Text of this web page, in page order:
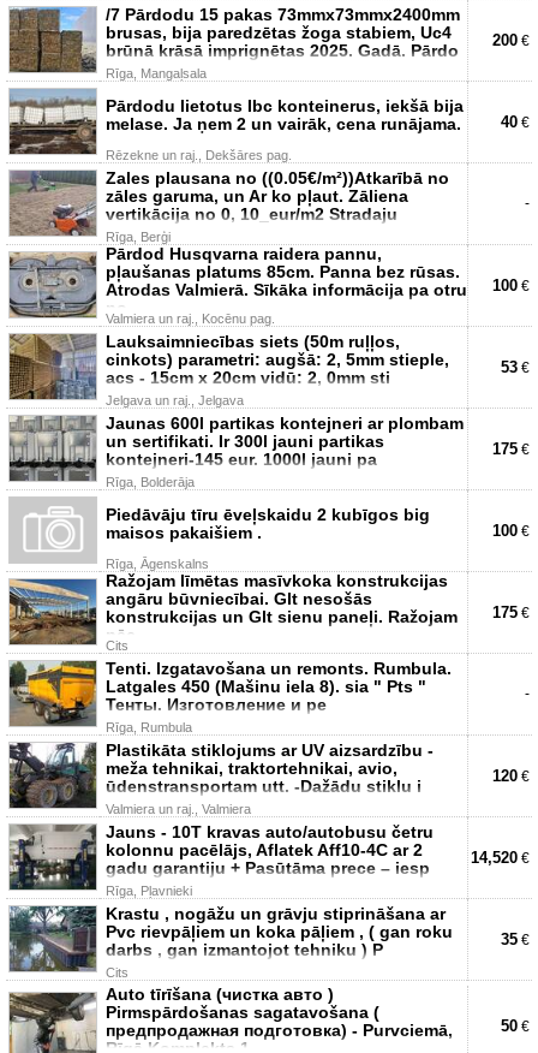
/7 Pārdodu 15 pakas 73mmx73mmx2400mm
brusas, bija paredzētas žoga stabiem, Uc4
brūnā krāsā imprignētas 2025. Gadā. Pārdo
Rīga, Mangaļsala
200 €
Pārdodu lietotus Ibc konteinerus, iekšā bija
melase. Ja ņem 2 un vairāk, cena runājama.
Rēzekne un raj., Dekšāres pag.
40 €
Zales plausana no ((0.05€/m²))Atkarībā no
zāles garuma, un Ar ko pļaut. Zāliena
vertikācija no 0, 10_eur/m2 Stradaju
Rīga, Berģi
-
Pārdod Husqvarna raidera pannu,
pļaušanas platums 85cm. Panna bez rūsas.
Atrodas Valmierā. Sīkāka informācija pa otru
no
Valmiera un raj., Kocēnu pag.
100 €
Lauksaimniecības siets (50m ruļļos,
cinkots) parametri: augšā: 2, 5mm stieple,
acs - 15cm x 20cm vidū: 2, 0mm sti
Jelgava un raj., Jelgava
53 €
Jaunas 600l partikas kontejneri ar plombam
un sertifikati. Ir 300l jauni partikas
kontejneri-145 eur. 1000l jauni pa
Rīga, Bolderāja
175 €
Piedāvāju tīru ēveļskaidu 2 kubīgos big
maisos pakaišiem .
Rīga, Āgenskalns
100 €
Ražojam līmētas masīvkoka konstrukcijas
angāru būvniecībai. Glt nesošās
konstrukcijas un Glt sienu paneļi. Ražojam
pēc
Cits
175 €
Tenti. Izgatavošana un remonts. Rumbula.
Latgales 450 (Mašinu iela 8). sia " Pts "
Тенты. Изготовление и ре
Rīga, Rumbula
-
Plastikāta stiklojums ar UV aizsardzību -
meža tehnikai, traktortehnikai, avio,
ūdenstransportam utt. -Dažādu stiklu i
Valmiera un raj., Valmiera
120 €
Jauns - 10T kravas auto/autobusu četru
kolonnu pacēlājs, Aflatek Aff10-4C ar 2
gadu garantiju + Pasūtāma prece – iesp
Rīga, Pļavnieki
14,520 €
Krastu , nogāžu un grāvju stiprināšana ar
Pvc rievpāļiem un koka pāļiem , ( gan roku
darbs , gan izmantojot tehniku ) P
Cits
35 €
Auto tīrīšana (чистка авто )
Pirmspārdošanas sagatavošana (
предпродажная подготовка) - Purvciemā,
Rīgā Komplekts 1
50 €